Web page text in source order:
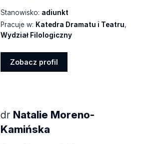
Stanowisko: adiunkt
Pracuje w: Katedra Dramatu i Teatru,
Wydział Filologiczny
Zobacz profil
dr Natalie Moreno-
Kamińska